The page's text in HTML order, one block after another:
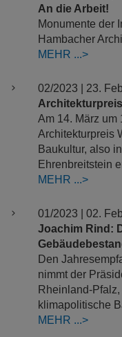
An die Arbeit!
Monumente der
Hambacher
MEHR
02/2023 | 23.
Am 14. März um
Architekturpreis
Baukultur, also
Ehrenbreitstein
MEHR
01/2023 | 02.
Joachim Rind:
Den
nimmt der
Rheinland-
klimapolitische
MEHR